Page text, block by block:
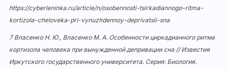
https://cyberleninka.ru/article/n/osobennosti-tsirkadiannogo-ritma-
kortizola-cheloveka-pri-vynuzhdennoy-deprivatsii-sna
7 Власенко Н. Ю., Власенко М. А. Особенности циркадианного ритма
кортизола человека при вынужденной депривации сна // Известия
Иркутского государственного университета. Серия: Биология.